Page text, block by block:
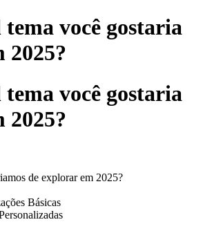
você gostaria
2025?
você gostaria
2025?
de explorar em 2025?
Básicas